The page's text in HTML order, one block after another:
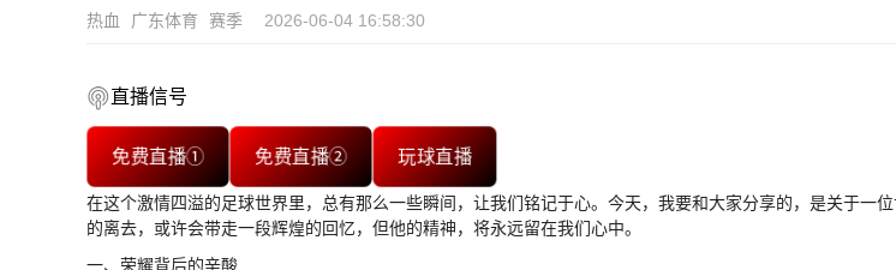
热血 广东体育 赛季 2026-06-04 16:58:30
直播信号
免费直播① 免费直播② 玩球直播
在这个激情四溢的足球世界里，总有那么一些瞬间，让我们铭记于心。今天，我要和大家分享的，是关于一
的离去，或许会带走一段辉煌的回忆，但他的精神，将永远留在我们心中。
一、荣耀背后的辛酸